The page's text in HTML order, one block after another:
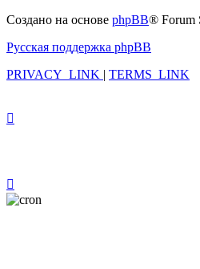
Создано на основе phpBB® Forum
Русская поддержка phpBB
PRIVACY_LINK | TERMS_LINK